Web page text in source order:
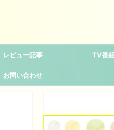
レビュー記事 TV番組
お問い合わせ